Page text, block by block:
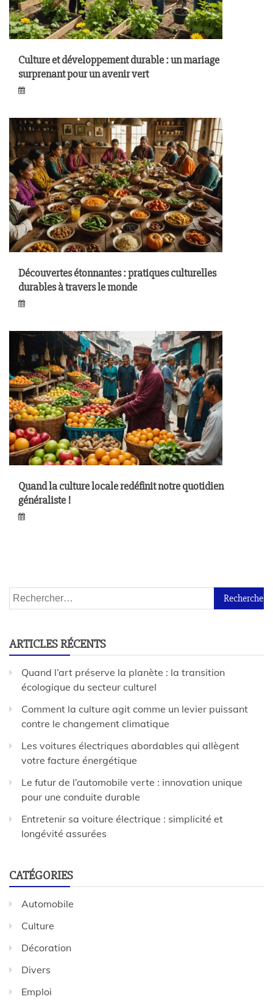
Culture et développement durable : un mariage
surprenant pour un avenir vert
Découvertes étonnantes : pratiques culturelles
durables à travers le monde
Quand la culture locale redéfinit notre quotidien
généraliste !
ARTICLES RÉCENTS
Quand l’art préserve la planète : la transition
écologique du secteur culturel
Comment la culture agit comme un levier puissant
contre le changement climatique
Les voitures électriques abordables qui allègent
votre facture énergétique
Le futur de l’automobile verte : innovation unique
pour une conduite durable
Entretenir sa voiture électrique : simplicité et
longévité assurées
CATÉGORIES
Automobile
Culture
Décoration
Divers
Emploi